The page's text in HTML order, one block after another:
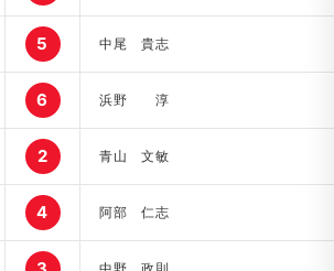
5 中尾 貴志
6 浜野 淳
2 青山 文敏
4 阿部 仁志